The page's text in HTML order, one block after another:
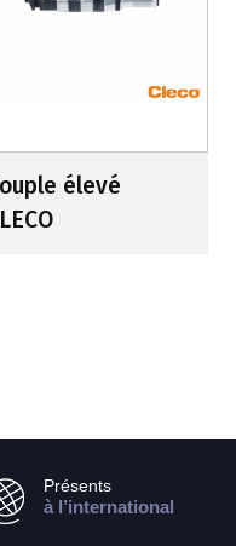
élevé
Présents
à l’international